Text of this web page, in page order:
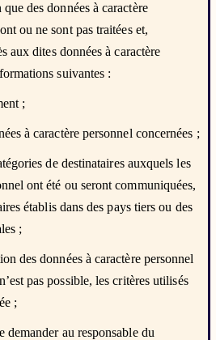
des données à caractère
ou ne sont pas traitées et,
aux dites données à caractère
suivantes :
;
à caractère personnel concernées ;
de destinataires auxquels les
ont été ou seront communiquées,
établis dans des pays tiers ou des
;
des données à caractère personnel
pas possible, les critères utilisés
;
demander au responsable du